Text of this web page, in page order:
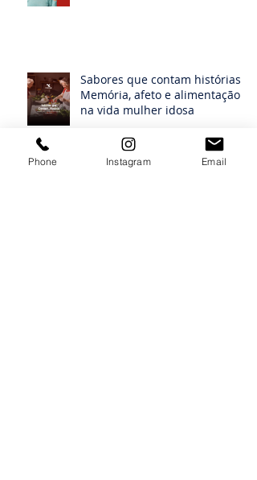
Sabores que contam histórias:
Memória, afeto e alimentação
na vida mulher idosa
Phone Instagram Email